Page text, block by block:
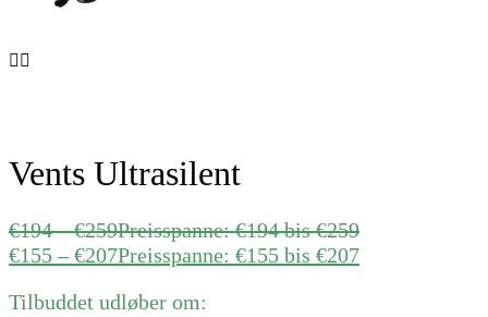
Vents Ultrasilent
€194 –€259Preisspanne: €194 bis €259
€155 –€207Preisspanne: €155 bis €207
Tilbuddet udløber om: